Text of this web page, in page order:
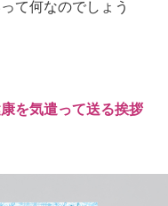
て何なのでしょう
を気遣って送る挨拶